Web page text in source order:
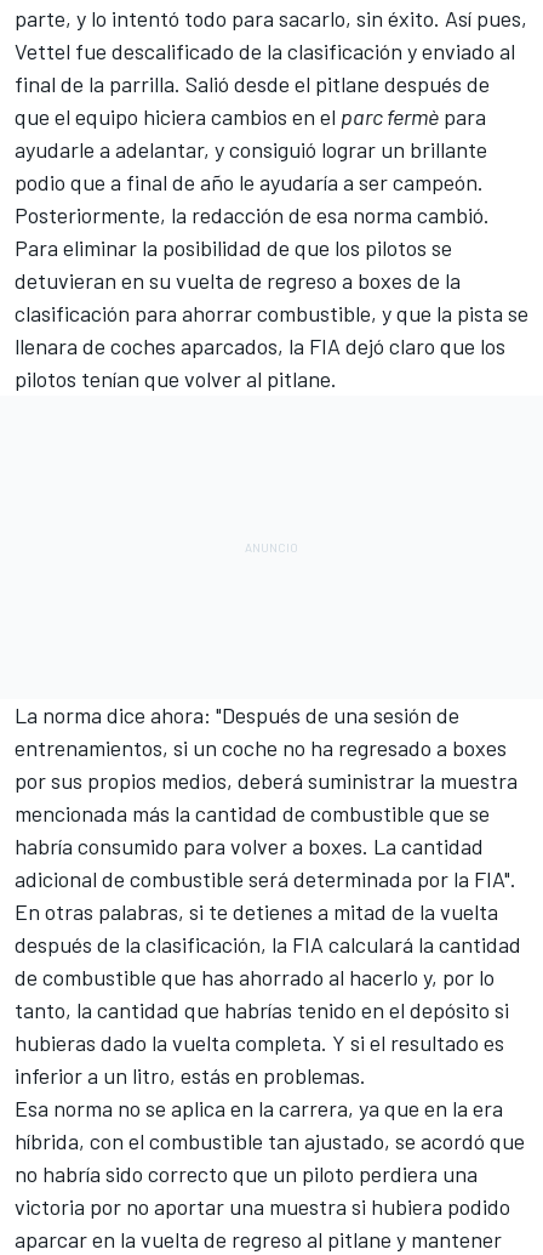
parte, y lo intentó todo para sacarlo, sin éxito. Así pues,
Vettel fue descalificado de la clasificación y enviado al
final de la parrilla. Salió desde el pitlane después de
que el equipo hiciera cambios en el parc fermè para
ayudarle a adelantar, y consiguió lograr un brillante
podio que a final de año le ayudaría a ser campeón.
Posteriormente, la redacción de esa norma cambió.
Para eliminar la posibilidad de que los pilotos se
detuvieran en su vuelta de regreso a boxes de la
clasificación para ahorrar combustible, y que la pista se
llenara de coches aparcados, la FIA dejó claro que los
pilotos tenían que volver al pitlane.
La norma dice ahora: "Después de una sesión de
entrenamientos, si un coche no ha regresado a boxes
por sus propios medios, deberá suministrar la muestra
mencionada más la cantidad de combustible que se
habría consumido para volver a boxes. La cantidad
adicional de combustible será determinada por la FIA".
En otras palabras, si te detienes a mitad de la vuelta
después de la clasificación, la FIA calculará la cantidad
de combustible que has ahorrado al hacerlo y, por lo
tanto, la cantidad que habrías tenido en el depósito si
hubieras dado la vuelta completa. Y si el resultado es
inferior a un litro, estás en problemas.
Esa norma no se aplica en la carrera, ya que en la era
híbrida, con el combustible tan ajustado, se acordó que
no habría sido correcto que un piloto perdiera una
victoria por no aportar una muestra si hubiera podido
aparcar en la vuelta de regreso al pitlane y mantener